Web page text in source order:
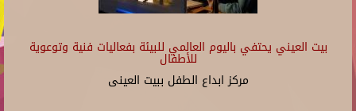
بيت العيني يحتفي باليوم العالمي للبيئة بفعاليات فنية وتوعوية
للأطفال
مركز ابداع الطفل ببيت العينى